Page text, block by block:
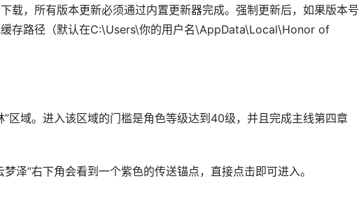
载，所有版本更新必须通过内置更新器完成。强制更新后，如果版本号
存路径（默认在C:\Users\你的用户名\AppData\Local\Honor of
区域。进入该区域的门槛是角色等级达到40级，并且完成主线第四章
泽”右下角会看到一个紫色的传送锚点，直接点击即可进入。